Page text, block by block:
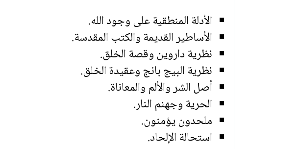
الأدلة المنطقية على وجود الله.
الأساطير القديمة والكتب المقدسة.
نظرية داروين وقصة الخلق.
نظرية البيج بانج وعقيدة الخلق.
أصل الشر والألم والمعاناة.
الحرية وجهنم النار.
ملحدون يؤمنون.
استحالة الإلحاد.